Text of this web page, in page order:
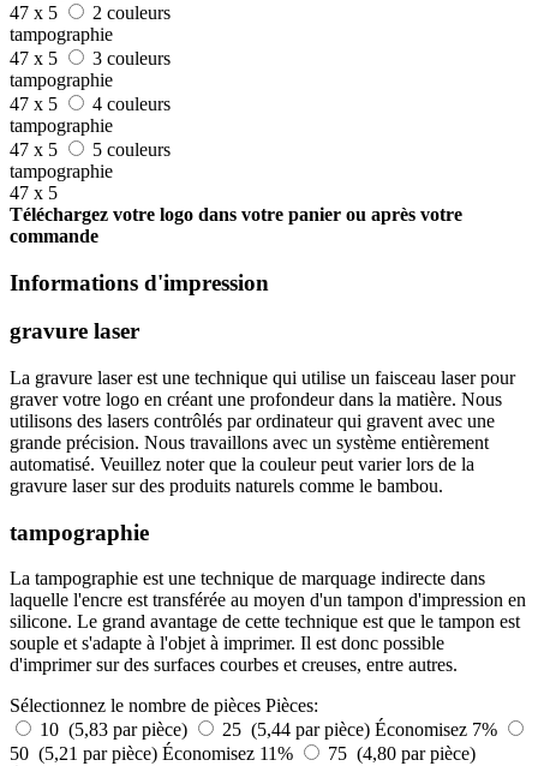
47 x 5
2 couleurs
tampographie
47 x 5
3 couleurs
tampographie
47 x 5
4 couleurs
tampographie
47 x 5
5 couleurs
tampographie
47 x 5
Téléchargez votre logo dans votre panier ou après votre
commande
Informations d'impression
gravure laser
La gravure laser est une technique qui utilise un faisceau laser pour
graver votre logo en créant une profondeur dans la matière. Nous
utilisons des lasers contrôlés par ordinateur qui gravent avec une
grande précision. Nous travaillons avec un système entièrement
automatisé. Veuillez noter que la couleur peut varier lors de la
gravure laser sur des produits naturels comme le bambou.
tampographie
La tampographie est une technique de marquage indirecte dans
laquelle l'encre est transférée au moyen d'un tampon d'impression en
silicone. Le grand avantage de cette technique est que le tampon est
souple et s'adapte à l'objet à imprimer. Il est donc possible
d'imprimer sur des surfaces courbes et creuses, entre autres.
Sélectionnez le nombre de pièces Pièces:
10 (5,83 par pièce)
25 (5,44 par pièce) Économisez 7%
50 (5,21 par pièce) Économisez 11%
75 (4,80 par pièce)